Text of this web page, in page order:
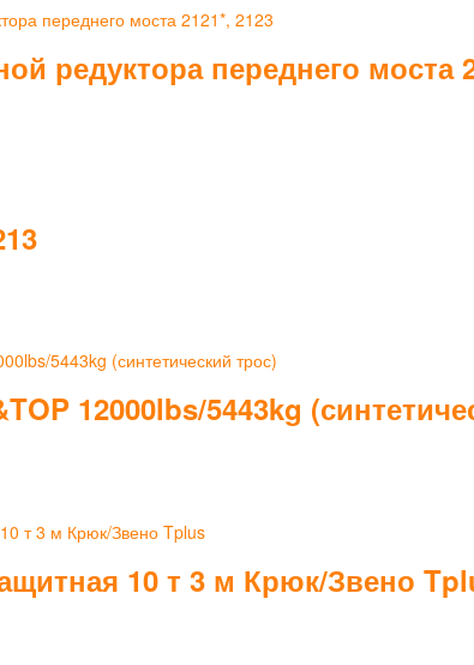
редуктора переднего моста
12000lbs/5443kg
10 т 3 м Крюк/Звено